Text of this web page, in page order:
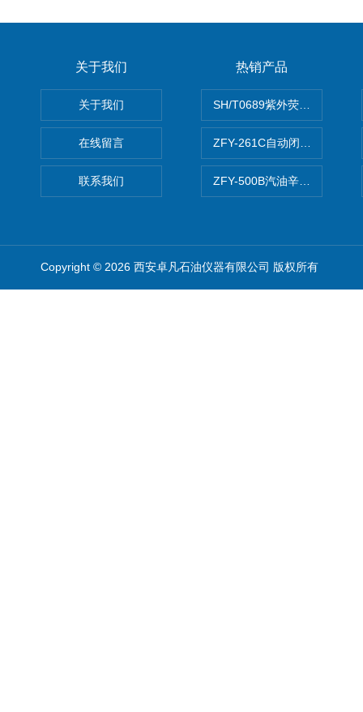
关于我们
关于我们
在线留言
联系我们
热销产品
SH/T0689紫外荧光测硫仪
ZFY-261C自动闭口闪点测定
ZFY-500B汽油辛烷值测定仪
Copyright © 2026 西安卓凡石油仪器有限公司 版权所有